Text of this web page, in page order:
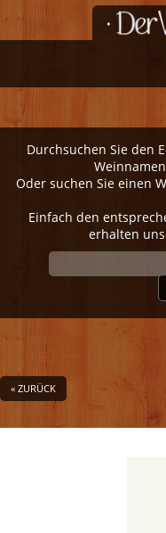
Durchsuchen Sie den
Oder suchen Sie einen
Einfach den
erhalten
« ZURÜCK